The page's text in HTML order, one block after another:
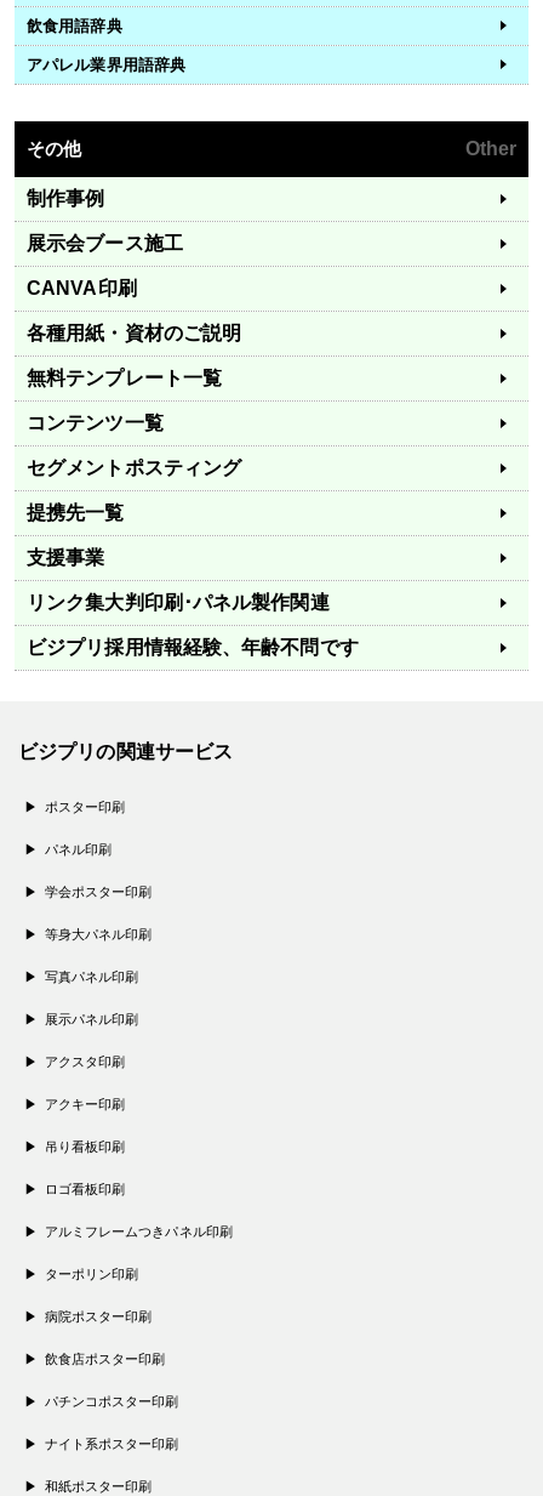
飲食用語辞典
アパレル業界用語辞典
その他 Other
制作事例
展示会ブース施工
CANVA印刷
各種用紙・資材のご説明
無料テンプレート一覧
コンテンツ一覧
セグメントポスティング
提携先一覧
支援事業
リンク集大判印刷･パネル製作関連
ビジプリ採用情報経験、年齢不問です
ビジプリの関連サービス
ポスター印刷
パネル印刷
学会ポスター印刷
等身大パネル印刷
写真パネル印刷
展示パネル印刷
アクスタ印刷
アクキー印刷
吊り看板印刷
ロゴ看板印刷
アルミフレームつきパネル印刷
ターポリン印刷
病院ポスター印刷
飲食店ポスター印刷
パチンコポスター印刷
ナイト系ポスター印刷
和紙ポスター印刷